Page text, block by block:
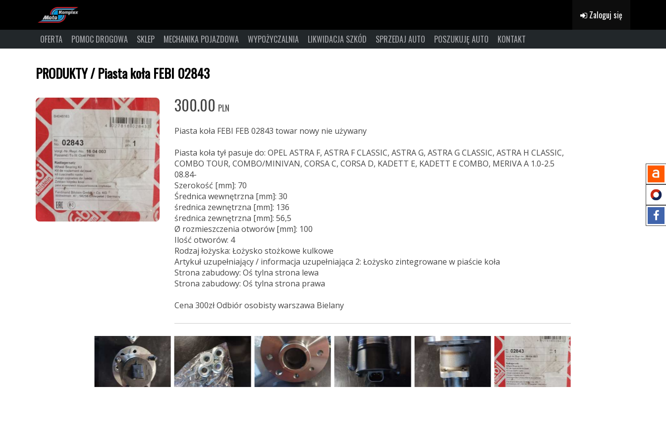
Zaloguj się
OFERTA POMOC DROGOWA SKLEP MECHANIKA POJAZDOWA WYPOŻYCZALNIA LIKWIDACJA SZKÓD SPRZEDAJ AUTO POSZUKUJĘ AUTO KONTAKT
PRODUKTY/Piasta koła FEBI 02843
300.00 PLN
Piasta koła FEBI FEB 02843 towar nowy nie używany
Piasta koła tył pasuje do: OPEL ASTRA F, ASTRA F CLASSIC, ASTRA G, ASTRA G CLASSIC, ASTRA H CLASSIC,
COMBO TOUR, COMBO/MINIVAN, CORSA C, CORSA D, KADETT E, KADETT E COMBO, MERIVA A 1.0-2.5
08.84-
Szerokość [mm]: 70
Średnica wewnętrzna [mm]: 30
średnica zewnętrzna [mm]: 136
średnica zewnętrzna [mm]: 56,5
Ø rozmieszczenia otworów [mm]: 100
Ilość otworów: 4
Rodzaj łożyska: Łożysko stożkowe kulkowe
Artykuł uzupełniający / informacja uzupełniająca 2: Łożysko zintegrowane w piaście koła
Strona zabudowy: Oś tylna strona lewa
Strona zabudowy: Oś tylna strona prawa
Cena 300zł Odbiór osobisty warszawa Bielany